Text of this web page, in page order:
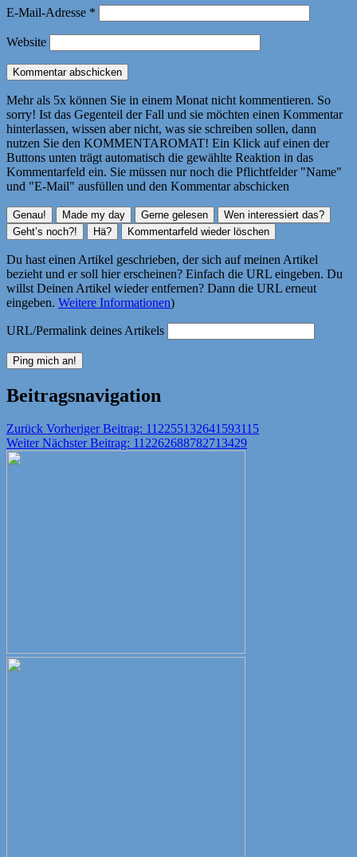
E-Mail-Adresse *
Website
Mehr als 5x können Sie in einem Monat nicht kommentieren. So
sorry! Ist das Gegenteil der Fall und sie möchten einen Kommentar
hinterlassen, wissen aber nicht, was sie schreiben sollen, dann
nutzen Sie den KOMMENTAROMAT! Ein Klick auf einen der
Buttons unten trägt automatisch die gewählte Reaktion in das
Kommentarfeld ein. Sie müssen nur noch die Pflichtfelder "Name"
und "E-Mail" ausfüllen und den Kommentar abschicken
Du hast einen Artikel geschrieben, der sich auf meinen Artikel
bezieht und er soll hier erscheinen? Einfach die URL eingeben. Du
willst Deinen Artikel wieder entfernen? Dann die URL erneut
eingeben. Weitere Informationen)
URL/Permalink deines Artikels
Beitragsnavigation
Zurück Vorheriger Beitrag: 112255132641593115
Weiter Nächster Beitrag: 112262688782713429